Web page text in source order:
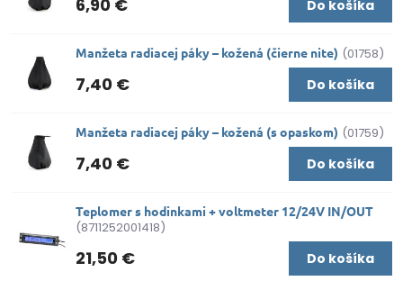
6,90 € Do košíka
Manžeta radiacej páky – kožená (čierne nite) (01758)
7,40 € Do košíka
Manžeta radiacej páky – kožená (s opaskom) (01759)
7,40 € Do košíka
Teplomer s hodinkami + voltmeter 12/24V IN/OUT
(8711252001418)
21,50 € Do košíka